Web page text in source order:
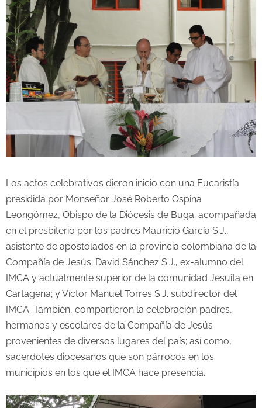
Los actos celebrativos dieron inicio con una Eucaristía
presidida por Monseñor José Roberto Ospina
Leongómez, Obispo de la Diócesis de Buga; acompañada
en el presbiterio por los padres Mauricio García S.J.,
asistente de apostolados en la provincia colombiana de la
Compañía de Jesús; David Sánchez S.J., ex-alumno del
IMCA y actualmente superior de la comunidad Jesuita en
Cartagena; y Víctor Manuel Torres S.J. subdirector del
IMCA. También, compartieron la celebración padres,
hermanos y escolares de la Compañía de Jesús
provenientes de diversos lugares del país; así como,
sacerdotes diocesanos que son párrocos en los
municipios en los que el IMCA hace presencia.